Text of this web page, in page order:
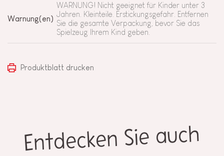
Warnung(en)
WARNUNG! Nicht geeignet für Kinder unter 3
Jahren. Kleinteile. Erstickungsgefahr. Entfernen
Sie die gesamte Verpackung, bevor Sie das
Spielzeug Ihrem Kind geben.
Produktblatt drucken
Entdecken Sie auch